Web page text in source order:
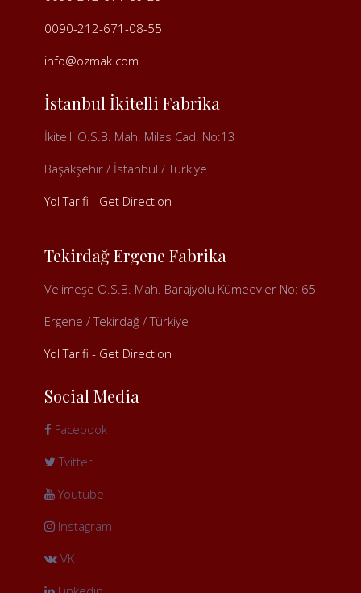
0090-212-671-08-55
info@ozmak.com
İstanbul İkitelli Fabrika
İkitelli O.S.B. Mah. Milas Cad. No:13
Başakşehir / İstanbul / Türkiye
Yol Tarifi - Get Direction
Tekirdağ Ergene Fabrika
Velimeşe O.S.B. Mah. Barajyolu Kümeevler No: 65
Ergene / Tekirdağ / Türkiye
Yol Tarifi - Get Direction
Social Media
Facebook
Tvitter
Youtube
Instagram
VK